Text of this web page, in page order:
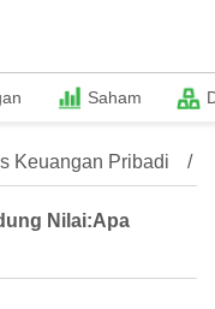
Saham
Keuangan Pribadi
Nilai:Apa